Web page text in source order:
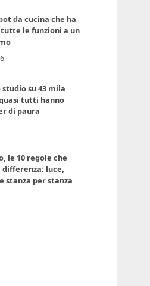
da cucina che ha
le funzioni a un
su 43 mila
tutti hanno
di paura
le 10 regole che
luce,
stanza per stanza